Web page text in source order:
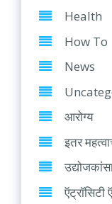
Health
How To
News
आरोग्य
इतर
ऍट्रॉसिटी